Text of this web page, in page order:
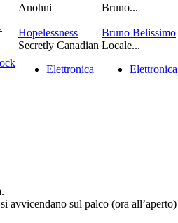
Anohni
Hopelessness
Secretly Canadian
Elettronica
Bruno...
Bruno Belissimo
Locale...
Elettronica
avvicendano sul palco (ora